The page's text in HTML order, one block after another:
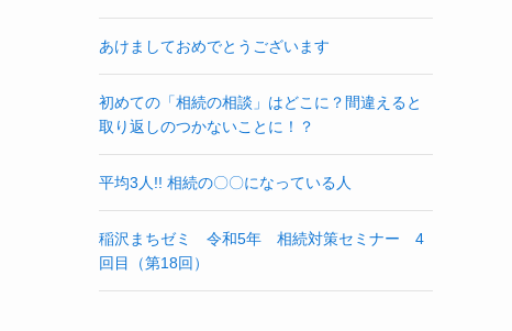
あけましておめでとうございます
初めての「相続の相談」はどこに？間違えると
取り返しのつかないことに！？
平均3人!! 相続の〇〇になっている人
稲沢まちゼミ 令和5年 相続対策セミナー 4
回目（第18回）